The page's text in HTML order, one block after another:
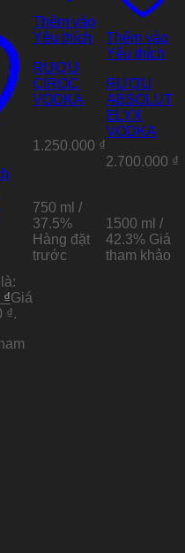
₫Giá
₫.
Thêm vào
Yêu thích
RƯỢU
CIROC
VODKA
1.250.000 ₫
750 ml /
37.5%
Hàng đặt
trước
Thêm vào
Yêu thích
RƯỢU
ABSOLUT
ELYX
VODKA
2.700.000 ₫
1500 ml /
42.3%Giá
tham khảo